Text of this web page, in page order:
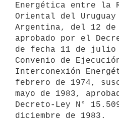
Energética entre la
Oriental del
Argentina, del 12 de
aprobado por el
de fecha 11 de
Convenio de
Interconexión
febrero de 1974,
mayo de 1983,
Decreto-Ley N°